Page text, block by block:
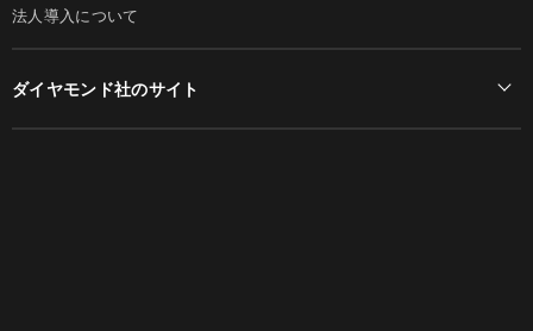
法人導入について
ダイヤモンド社のサイト